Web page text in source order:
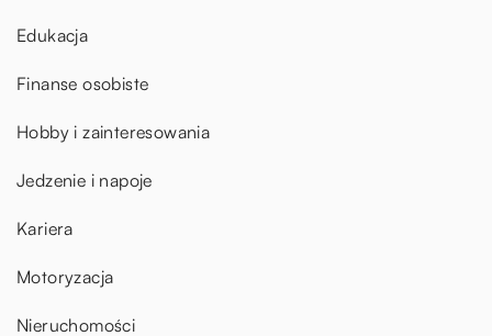
Edukacja
Finanse osobiste
Hobby i zainteresowania
Jedzenie i napoje
Kariera
Motoryzacja
Nieruchomości